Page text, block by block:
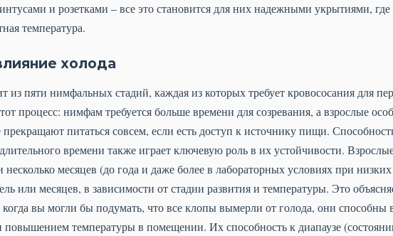
и розетками – все это становится для них надежными укрытиями, где
температура.
холода
пяти нимфальных стадий, каждая из которых требует кровососания для
процесс: нимфам требуется больше времени для созревания, а взрослые
питаться совсем, если есть доступ к источнику пищи.
времени также играет ключевую роль в их устойчивости.
несколько месяцев (до года и даже более в лабораторных условиях при
или месяцев, в зависимости от стадии развития и температуры. Это
вы могли бы подумать, что все клопы вымерли от голода, они способны
температуры в помещении. Их способность к диапаузе